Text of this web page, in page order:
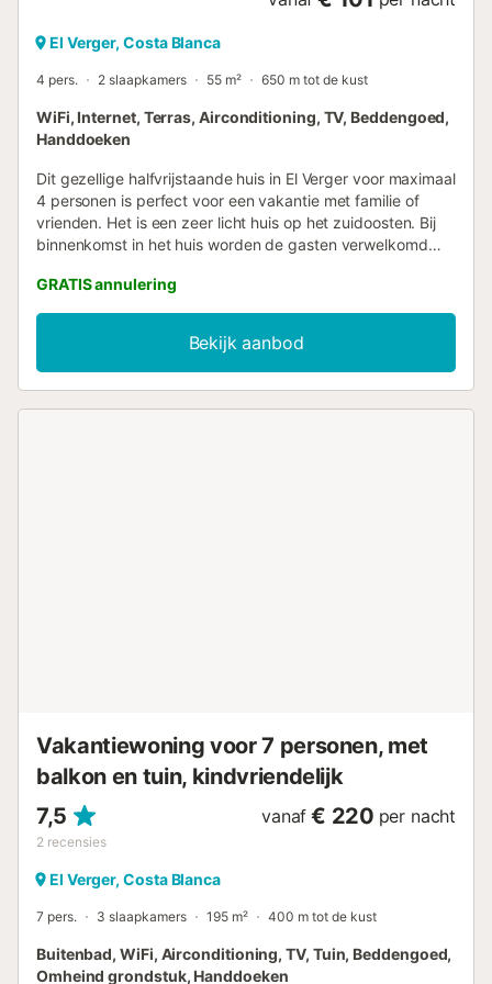
El Verger, Costa Blanca
4 pers. 2 slaapkamers 55 m² 650 m tot de kust
WiFi, Internet, Terras, Airconditioning, TV, Beddengoed,
Handdoeken
Dit gezellige halfvrijstaande huis in El Verger voor maximaal
4 personen is perfect voor een vakantie met familie of
vrienden. Het is een zeer licht huis op het zuidoosten. Bij
binnenkomst in het huis worden de gasten verwelkomd
uitgeruste open keuken. De ruimte is voorzien van
airconditioning om koel te blijven op warmere dagen en
heeft een open haard voor koelere avonden. De keuken is
uitgerust met een vaatwasser, oven, elektrisch
koffiezetapparaat, magnetron en alle benodigde
GRATIS annulering
Bekijk aanbod
Vakantiewoning voor 7 personen, met
balkon en tuin, kindvriendelijk
7,5
2 recensies
vanaf € 220 per nacht
El Verger, Costa Blanca
7 pers. 3 slaapkamers 195 m² 400 m tot de kust
Buitenbad, WiFi, Airconditioning, TV, Tuin, Beddengoed,
Omheind grondstuk, Handdoeken